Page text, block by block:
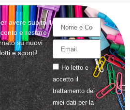
avere subito il
e restare
su nuovi
e sconti!
Ho letto e
accetto il
trattamentodei
miei dati per la